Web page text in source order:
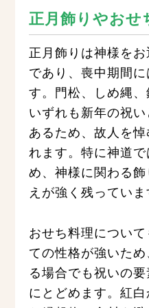
正月飾りやおせ
正月飾りは神様を
であり、喪中期間
す。門松、しめ縄、
いずれも新年の祝
あるため、故人を
れます。特に神道
め、神様に関わる
えが強く残っていま
おせち料理につい
ての性格が強いた
る場合でも祝いの
にとどめます。紅